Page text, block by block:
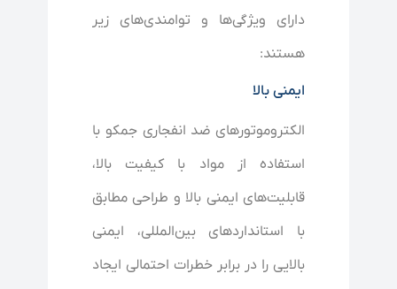
دارای ویژگی‌ها و توامندی‌های زیر
هستند:
ایمنی بالا
الکتروموتورهای ضد انفجاری جمکو با
استفاده از مواد با کیفیت بالا،
قابلیت‌های ایمنی بالا و طراحی مطابق
با استانداردهای بین‌المللی، ایمنی
بالایی را در برابر خطرات احتمالی ایجاد